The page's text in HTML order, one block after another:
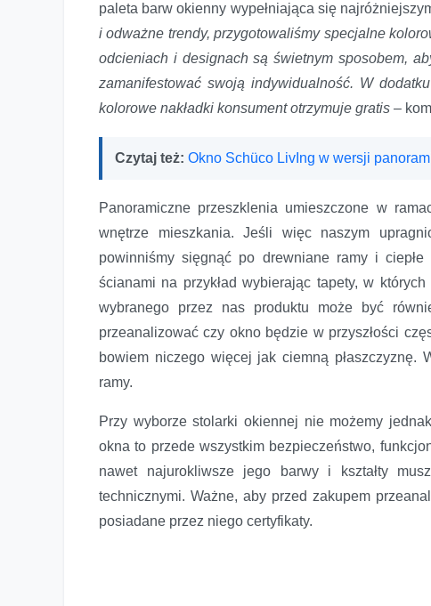
paleta barw okienny wypełniająca się
i odważne trendy, przygotowaliśmy specjalne
odcieniach i designach są świetnym sposobem,
zamanifestować swoją indywidualność. W
kolorowe nakładki konsument otrzymuje gratis –
Czytaj też: Okno Schüco LivIng w wersji
Panoramiczne przeszklenia umieszczone w
wnętrze mieszkania. Jeśli więc naszym
powinniśmy sięgnąć po drewniane ramy i
ścianami na przykład wybierając tapety, w
wybranego przez nas produktu może być
przeanalizować czy okno będzie w przyszłości
bowiem niczego więcej jak ciemną płaszczyznę.
ramy.
Przy wyborze stolarki okiennej nie możemy
okna to przede wszystkim bezpieczeństwo,
nawet najurokliwsze jego barwy i kształty
technicznymi. Ważne, aby przed zakupem
posiadane przez niego certyfikaty.